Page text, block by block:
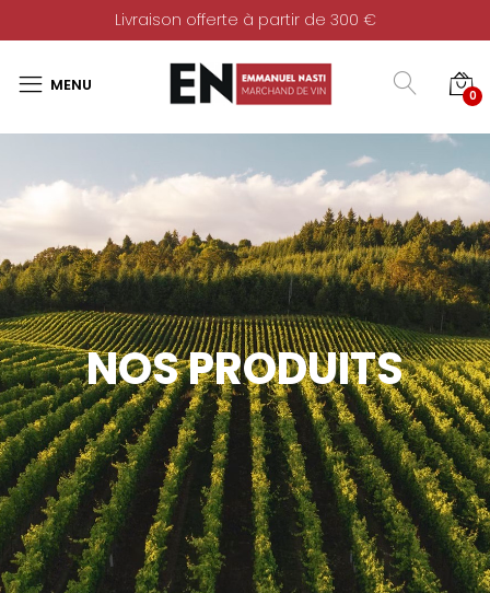
Livraison offerte à partir de 300 €
0
NOS PRODUITS